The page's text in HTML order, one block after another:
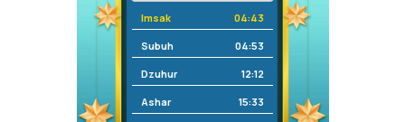
Imsak 04:43
Subuh 04:53
Dzuhur 12:12
Ashar 15:33